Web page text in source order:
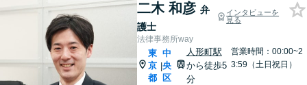
二木 和彦 弁
護士
インタビューを
見る
法律事務所way
東
京
都
|
中
央
区
人形町駅
から徒歩5
分
営業時間：00:00~2
3:59（土日祝日）